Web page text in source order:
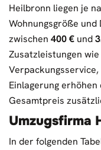
Heilbronn liegen je
Wohnungsgröße und
zwischen 400 € und
Zusatzleistungen wie
Einlagerung erhöhen
Gesamtpreis
Umzugsfirma
In der folgenden